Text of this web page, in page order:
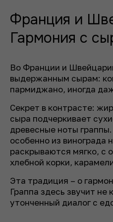
Франция и
Гармония с
Во Франции и
выдержанным сырам:
пармиджано, иногда
Секрет в контрасте:
сыра подчеркивает
древесные ноты
особенно из винограда
раскрываются мягко, с
хлебной корки,
Эта традиция – о
Граппа здесь звучит не
утонченный диалог с